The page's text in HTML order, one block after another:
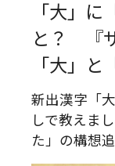
「大」
と？ 『
「大」と
新出漢字「
しで教えま
た」の構想追